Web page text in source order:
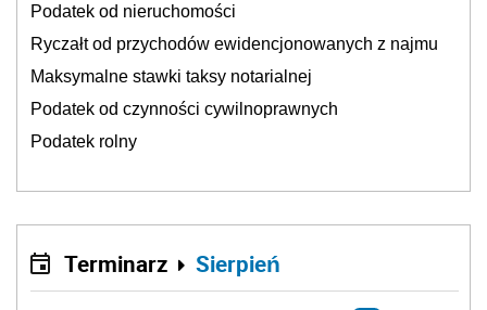
Podatek od nieruchomości
Ryczałt od przychodów ewidencjonowanych z najmu
Maksymalne stawki taksy notarialnej
Podatek od czynności cywilnoprawnych
Podatek rolny
Terminarz Sierpień